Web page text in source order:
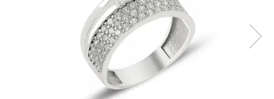
Bijuterii argint placat cu aur
Bijuterii argint cu diverse
Bijuterii argint cu murano
Bijuterii gotice si rock
Bijuterii Handmade
Casete si cutii de bijuterii